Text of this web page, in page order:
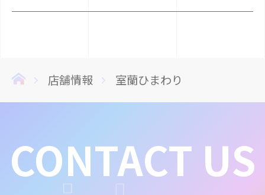
店舗情報 室蘭ひまわり
CONTACT US